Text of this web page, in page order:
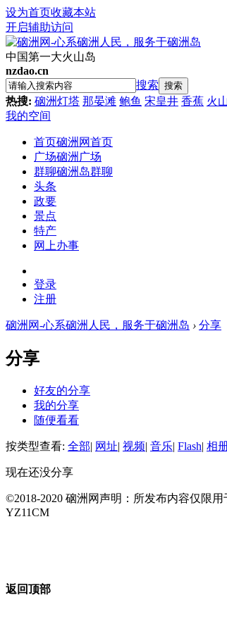
设为首页收藏本站
开启辅助访问
中国第一大火山岛
nzdao.cn
搜索 搜索
热搜: 硇洲灯塔 那晏滩 鲍鱼 宋皇井 香蕉 火
我的空间
首页硇洲网首页
广场硇洲广场
群聊硇洲岛群聊
头条
政要
景点
特产
网上办事
登录
注册
硇洲网-心系硇洲人民，服务于硇洲岛 › 分享
分享
好友的分享
我的分享
随便看看
按类型查看: 全部| 网址| 视频| 音乐| Flash| 相
现在还没分享
©2018-2020 硇洲网声明：所发布内容仅限
YZ11CM
返回顶部